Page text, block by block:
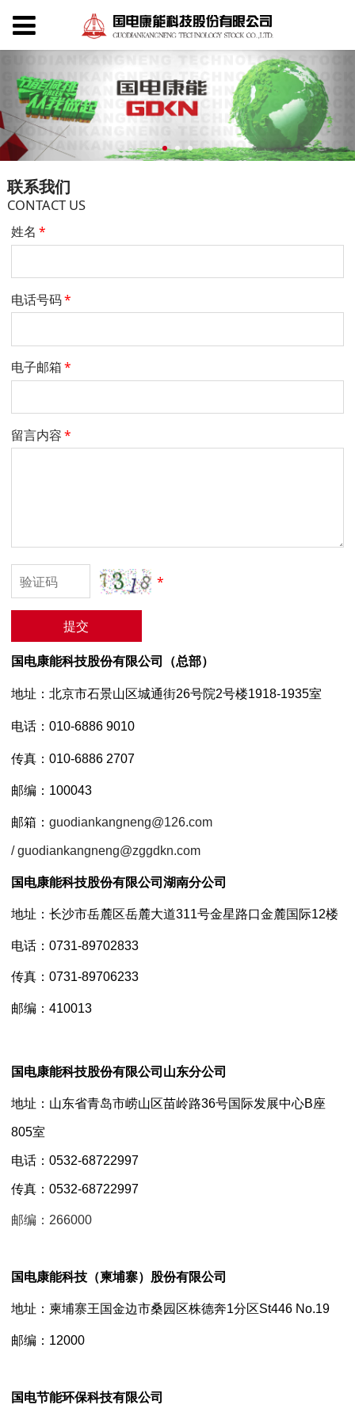
联系我们
CONTACT US
姓名 *
电话号码*
电子邮箱*
留言内容*
*
提交
国电康能科技股份有限公司（总部）
地址：北京市石景山区城通街26号院2号楼1918-1935室
电话：010-6886 9010
传真：010-6886 2707
邮编：100043
邮箱： guodiankangneng@126.com
/ guodiankangneng@zggdkn.com
国电康能科技股份有限公司湖南分公司
地址：长沙市岳麓区岳麓大道311号金星路口金麓国际12楼
电话：0731-89702833
传真：0731-89706233
邮编：410013
国电康能科技股份有限公司山东分公司
地址：山东省青岛市崂山区苗岭路36号国际发展中心B座
805室
电话：0532-68722997
传真：0532-68722997
邮编：266000
国电康能科技（柬埔寨）股份有限公司
地址： 柬埔寨王国金边市桑园区株德奔1分区St446 No.19
邮编：12000
国电节能环保科技有限公司